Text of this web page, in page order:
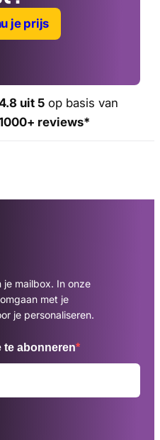
je prijs
uit 5 op basis van
reviews*
mailbox. In onze
met je
je personaliseren.
te abonneren